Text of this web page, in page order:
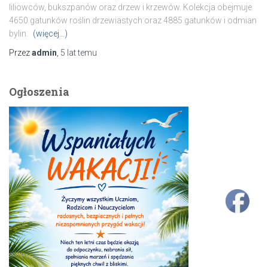
liliowców, bukszpanów oraz drzew i krzewów. Kolekcja obejmuje
4650 gatunków roślin drzewiastych oraz 4885 gatunków i odmian
bylin.
(więcej…)
Przezadmin 5 lattemu
Ogłoszenia